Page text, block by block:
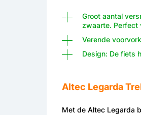
Groot aantal
zwaarte. Perfect
Verende
Design: De fiets
Altec Legarda
Met de Altec Legarda